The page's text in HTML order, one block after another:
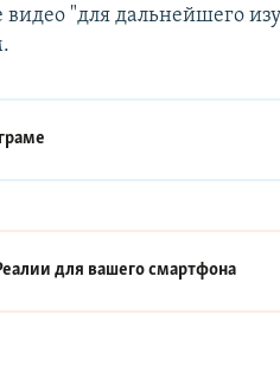
"для дальнейшего
для вашего смартфона